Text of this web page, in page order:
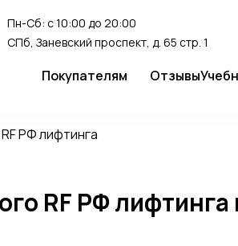
Пн-Сб: с 10:00 до 20:00
СПб, Заневский проспект, д. 65 стр. 1
Покупателям
Доставка и оплата
FAQ
Отзывы
РФ лифтинга
RF РФ